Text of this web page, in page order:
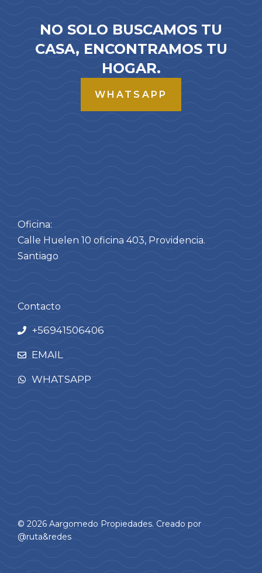
NO SOLO BUSCAMOS TU
CASA, ENCONTRAMOS TU
HOGAR.
WHATSAPP
Oficina:
Calle Huelen 10 oficina 403, Providencia.
Santiago
Contacto
+56941506406
EMAIL
WHATSAPP
© 2026 Aargomedo Propiedades. Creado por
@ruta&redes